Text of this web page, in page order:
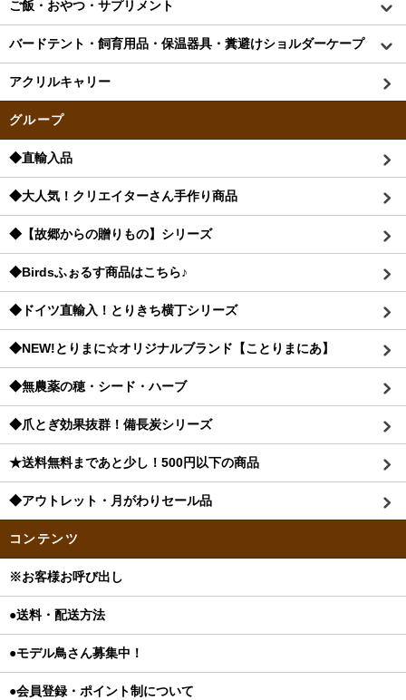
ご飯・おやつ・サプリメント
バードテント・飼育用品・保温器具・糞避けショルダーケープ
アクリルキャリー
グループ
◆直輸入品
◆大人気！クリエイターさん手作り商品
◆【故郷からの贈りもの】シリーズ
◆Birdsふぉるす商品はこちら♪
◆ドイツ直輸入！とりきち横丁シリーズ
◆NEW!とりまに☆オリジナルブランド【ことりまにあ】
◆無農薬の穂・シード・ハーブ
◆爪とぎ効果抜群！備長炭シリーズ
★送料無料まであと少し！500円以下の商品
◆アウトレット・月がわりセール品
コンテンツ
※お客様お呼び出し
●送料・配送方法
●モデル鳥さん募集中！
●会員登録・ポイント制について